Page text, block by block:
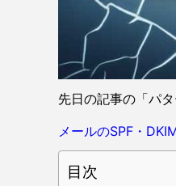
先日の記事の「パ
メールのSPF・
目次